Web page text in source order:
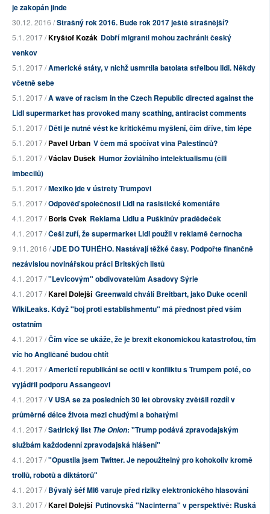
je zakopán jinde
30.12. 2016 /Strašný rok 2016. Bude rok 2017 ještě strašnější?
5.1. 2017 /Kryštof Kozák Dobří migranti mohou zachránit český
venkov
5.1. 2017 /Americké státy, v nichž usmrtila batolata střelbou lidi. Někdy
včetně sebe
5.1. 2017 /A wave of racism in the Czech Republic directed against the
Lidl supermarket has provoked many scathing, antiracist comments
5.1. 2017 /Děti je nutné vést ke kritickému myšlení, čím dříve, tím lépe
5.1. 2017 /Pavel Urban V čem má spočívat vina Palestinců?
5.1. 2017 /Václav Dušek Humor žoviálního intelektualismu (čili
imbecilů)
5.1. 2017 /Mexiko jde v ústrety Trumpovi
5.1. 2017 /Odpověď společnosti Lidl na rasistické komentáře
4.1. 2017 /Boris Cvek Reklama Lidlu a Puškinův pradědeček
4.1. 2017 /Češi zuří, že supermarket Lidl použil v reklamě černocha
9.11. 2016 /JDE DO TUHÉHO. Nastávají těžké časy. Podpořte finančně
nezávislou novinářskou práci Britských listů
4.1. 2017 /"Levicovým" obdivovatelům Asadovy Sýrie
4.1. 2017 /Karel Dolejší Greenwald chválí Breitbart, jako Duke ocenil
WikiLeaks. Když "boj proti establishmentu" má přednost před vším
ostatním
4.1. 2017 /Čím více se ukáže, že je brexit ekonomickou katastrofou, tím
víc ho Angličané budou chtít
4.1. 2017 /Američtí republikáni se octli v konfliktu s Trumpem poté, co
vyjádřil podporu Assangeovi
4.1. 2017 /V USA se za posledních 30 let obrovsky zvětšil rozdíl v
průměrné délce života mezi chudými a bohatými
4.1. 2017 /Satirický list The Onion: "Trump podává zpravodajským
službám každodenní zpravodajská hlášení"
4.1. 2017 /"Opustila jsem Twitter. Je nepoužitelný pro kohokoliv kromě
trollů, robotů a diktátorů"
4.1. 2017 /Bývalý šéf MI6 varuje před riziky elektronického hlasování
3.1. 2017 /Karel Dolejší Putinovská "Nacinterna" v perspektivě: Ruská